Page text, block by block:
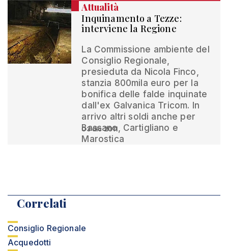
Attualità
Inquinamento a Tezze:
interviene la Regione
La Commissione ambiente del
Consiglio Regionale,
presieduta da Nicola Finco,
stanzia 800mila euro per la
bonifica delle falde inquinate
dall'ex Galvanica Tricom. In
arrivo altri soldi anche per
Bassano, Cartigliano e
Marostica
03 dic 2011
Correlati
Consiglio Regionale
Acquedotti